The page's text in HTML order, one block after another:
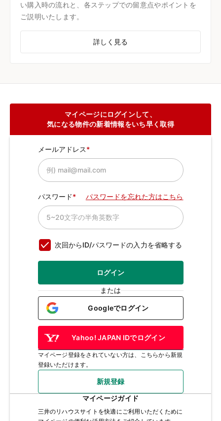
い購入時の流れと、各ステップでの留意点やポイントを
ご説明いたします。
詳しく見る
マイページにログインして、
気になる物件の新着情報をいち早く取得
メールアドレス
パスワード パスワードを忘れた方はこちら
次回からID/パスワードの入力を省略する
ログイン
または
Googleでログイン
Yahoo! JAPAN IDでログイン
マイページ登録をされていない方は、こちらから新規
登録いただけます。
新規登録
マイページガイド
三井のリハウスサイトを快適にご利用いただくために